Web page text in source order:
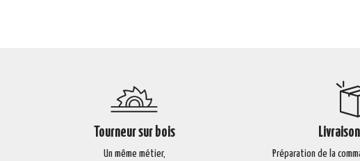
Tourneur sur bois
Un même métier,
Préparation de la